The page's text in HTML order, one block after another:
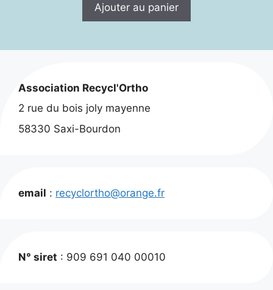
Ajouter au panier
Association Recycl'Ortho
2 rue du bois joly mayenne
58330 Saxi-Bourdon
email : recyclortho@orange.fr
N° siret : 909 691 040 00010